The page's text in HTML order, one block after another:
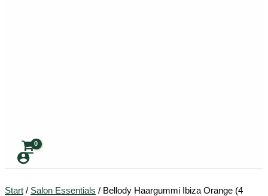
Start / Salon Essentials / Bellody Haargummi Ibiza Orange (4